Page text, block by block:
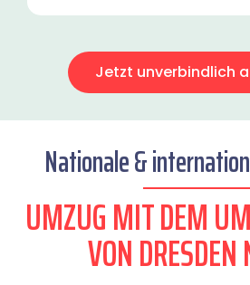
Jetzt unverbindlich
Nationale &
UMZUG MIT DEM
VON